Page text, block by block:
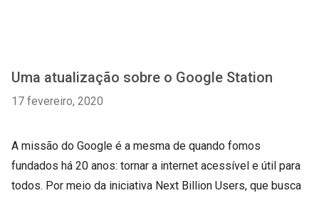
Uma atualização sobre o Google Station
17 fevereiro, 2020
A missão do Google é a mesma de quando fomos
fundados há 20 anos: tornar a internet acessível e útil para
todos. Por meio da iniciativa Next Billion Users, que busca